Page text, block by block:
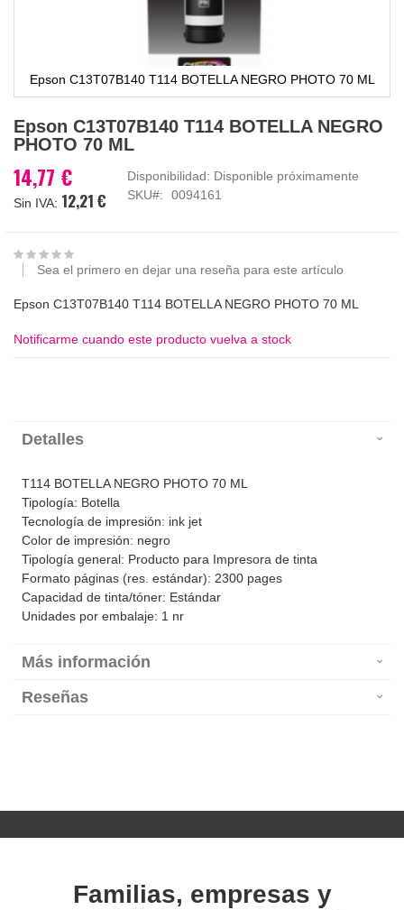
Epson C13T07B140 T114 BOTELLA NEGRO PHOTO 70 ML
al
comienzo
la
galería
Epson C13T07B140 T114 BOTELLA NEGRO
PHOTO 70 ML
14,77 €
12,21 €
Disponibilidad: Disponible próximamente
SKU
0094161
Sea el primero en dejar una reseña para este artículo
Epson C13T07B140 T114 BOTELLA NEGRO PHOTO 70 ML
Notificarme cuando este producto vuelva a stock
Detalles
T114 BOTELLA NEGRO PHOTO 70 ML
Tipología: Botella
Tecnología de impresión: ink jet
Color de impresión: negro
Tipología general: Producto para Impresora de tinta
Formato páginas (res. estándar): 2300 pages
Capacidad de tinta/tóner: Estándar
Unidades por embalaje: 1 nr
Más información
Reseñas
Familias, empresas y